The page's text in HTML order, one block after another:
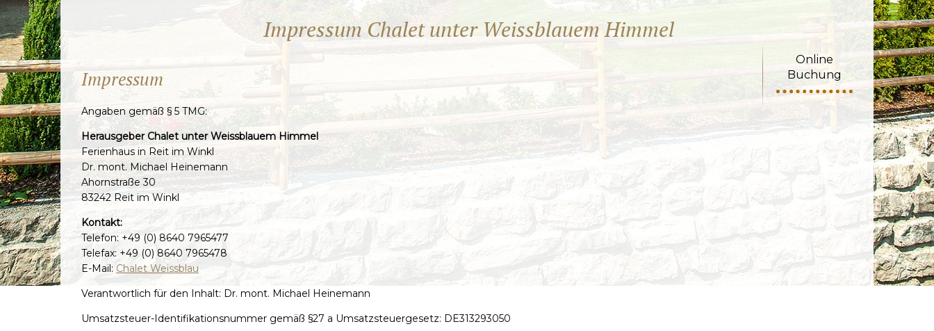
Online
Buchung
Impressum Chalet unter Weissblauem Himmel
Impressum
Angaben gemäß § 5 TMG:
Herausgeber Chalet unter Weissblauem Himmel
Ferienhaus in Reit im Winkl
Dr. mont. Michael Heinemann
Ahornstraße 30
83242 Reit im Winkl
Kontakt:
Telefon: +49 (0) 8640 7965477
Telefax: +49 (0) 8640 7965478
E-Mail: Chalet Weissblau
Verantwortlich für den Inhalt: Dr. mont. Michael Heinemann
Umsatzsteuer-Identifikationsnummer gemäß §27 a Umsatzsteuergesetz: DE313293050